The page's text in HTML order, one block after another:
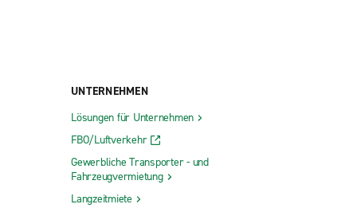
UNTERNEHMEN
Lösungen für Unternehmen
FBO/Luftverkehr
Gewerbliche Transporter - und
Fahrzeugvermietung
Langzeitmiete